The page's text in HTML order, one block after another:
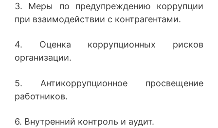
3. Меры по предупреждению коррупции
при взаимодействии с контрагентами.
4. Оценка коррупционных рисков
организации.
5. Антикоррупционное просвещение
работников.
6. Внутренний контроль и аудит.